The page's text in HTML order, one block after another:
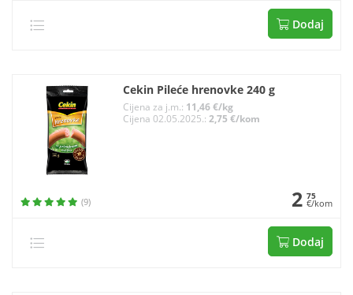
Dodaj
Cekin Pileće hrenovke 240 g
Cijena za j.m.: 11,46 €/kg
Cijena 02.05.2025.: 2,75 €/kom
(9) 2 75
€/kom
Dodaj